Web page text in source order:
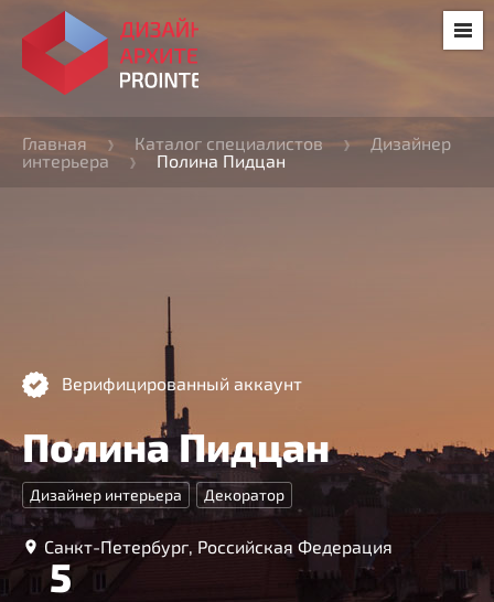
Главная Каталог специалистов
Дизайнер
интерьера
Полина Пидцан
Верифицированный аккаунт
Полина Пидцан
Дизайнер интерьера Декоратор
Санкт-Петербург, Российская Федерация
5